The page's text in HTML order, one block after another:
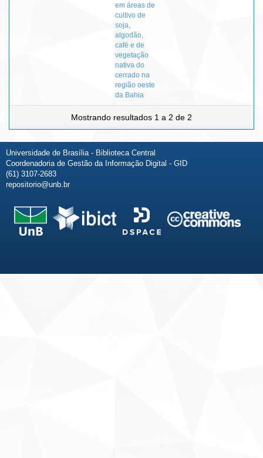
em áreas de
cultivo de
soja,
algodão,
café e de
vegetação
nativa do
cerrado na
região oeste
da Bahia
Mostrando resultados 1 a 2 de 2
Universidade de Brasília - Biblioteca Central
Coordenadoria de Gestão da Informação Digital - GID
(61) 3107-2683
repositorio@unb.br